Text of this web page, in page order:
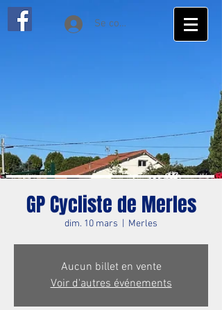
Se connecter
GP Cycliste de Merles
dim. 10 mars Merles
Aucun billet en vente
Voir d'autres événements